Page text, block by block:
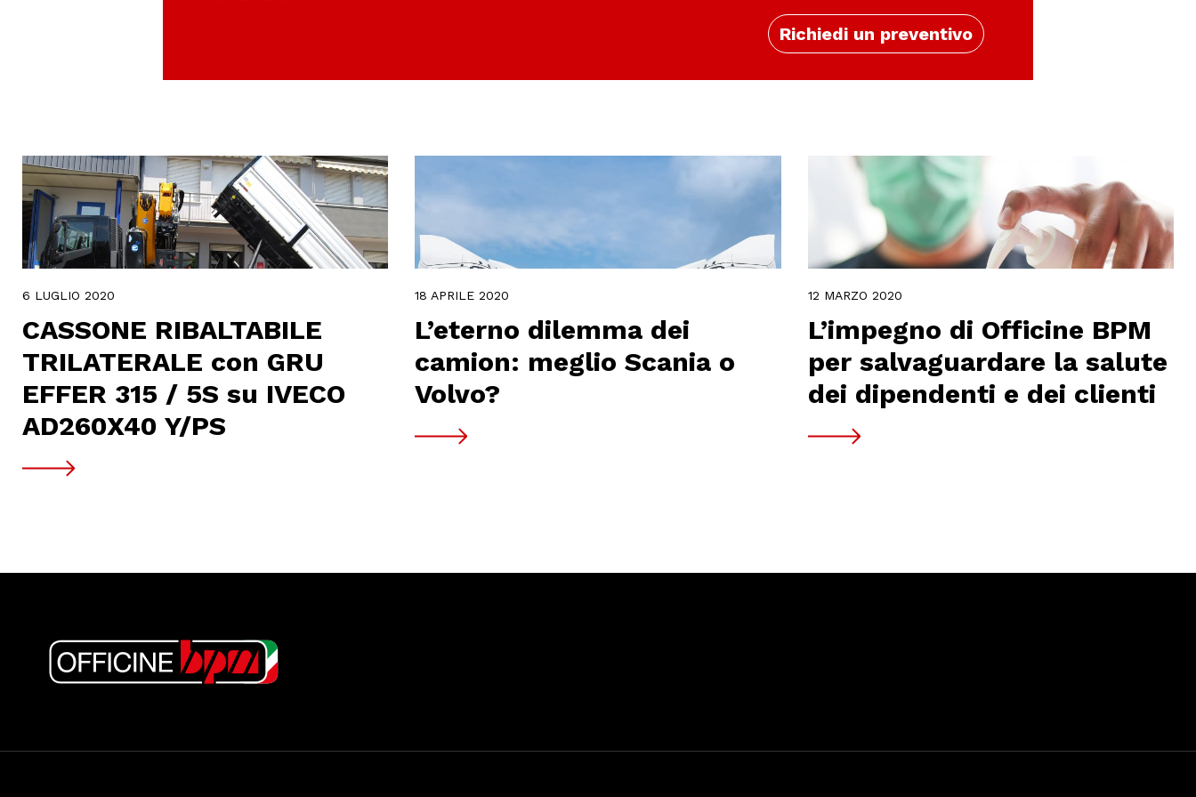
Richiedi un preventivo
6 LUGLIO 2020
CASSONE RIBALTABILE
TRILATERALE con GRU
EFFER 315 / 5S su IVECO
AD260X40 Y/PS
18 APRILE 2020
L’eterno dilemma dei
camion: meglio Scania o
Volvo?
12 MARZO 2020
L’impegno di Officine BPM
per salvaguardare la salute
dei dipendenti e dei clienti